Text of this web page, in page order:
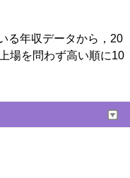
る年収データから，20
場を問わず高い順に10